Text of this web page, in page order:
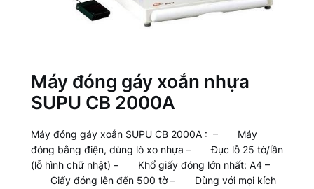
Máy đóng gáy xoắn nhựa
SUPU CB 2000A
Máy đóng gáy xoắn SUPU CB 2000A : – Máy
đóng bằng điện, dùng lò xo nhựa – Đục lỗ 25 tờ/lần
(lỗ hình chữ nhật) – Khổ giấy đóng lớn nhất: A4 –
Giấy đóng lên đến 500 tờ – Dùng với mọi kích